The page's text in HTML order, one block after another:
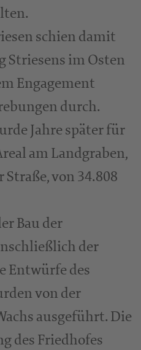
schien damit
Striesens im Osten
Engagement
durch.
Jahre später für
am Landgraben,
Straße, von 34.808
Bau der
der
Entwürfe des
von der
ausgeführt. Die
des Friedhofes